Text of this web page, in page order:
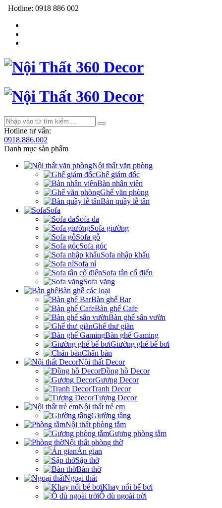
Hotline: 0918 886 002
Hotline tư vấn:
0918.886.002
Danh mục sản phẩm
Nội thất văn phòng
Ghế giám đốc
Bàn nhân viên
Ghế văn phòng
Bàn quầy lễ tân
Sofa
Sofa da
Sofa giường
Sofa gỗ
Sofa góc
Sofa nhập khẩu
Sofa nỉ
Sofa tân cổ điển
Sofa văng
Bàn ghế các loại
Bàn ghế Bar
Bàn ghế Cafe
Bàn ghế sân vườn
Ghế thư giãn
Bàn ghế Gaming
Giường ghế bể bơi
Chân bàn
Nội thất Decor
Đồng hồ Decor
Gương Decor
Tranh Decor
Tượng Decor
Nội thất trẻ em
Giường tầng
Nội thất phòng tắm
Gương phòng tắm
Nội thất phòng thờ
Án gian
Sập thờ
Bàn thờ
Ngoại thất
Khay nổi bể bơi
Ô dù ngoài trời